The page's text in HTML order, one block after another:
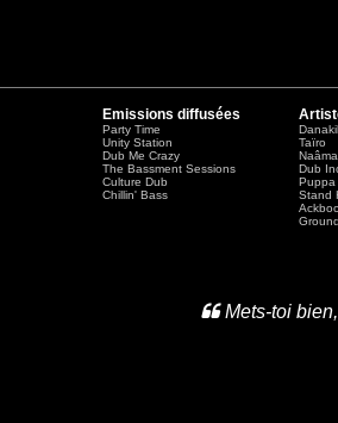
Emissions diffusées
Party Time
Unity Station
Dub Me Crazy
The Bassment Sessions
Culture Dub
Chillin' Bass
Danakil
Taïro
Dub
Puppa
Stand
Mets-toi